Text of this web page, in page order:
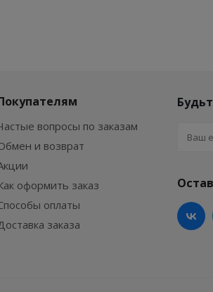
вопросы по заказам
и возврат
оформить заказ
оплаты
заказа